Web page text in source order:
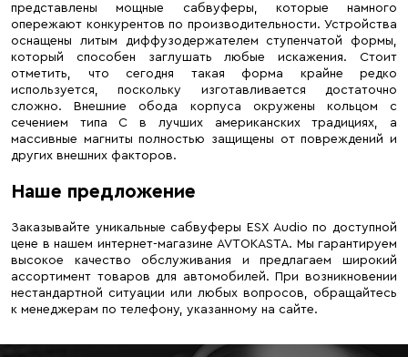
представлены мощные сабвуферы, которые намного
опережают конкурентов по производительности. Устройства
оснащены литым диффузодержателем ступенчатой формы,
который способен заглушать любые искажения. Стоит
отметить, что сегодня такая форма крайне редко
используется, поскольку изготавливается достаточно
сложно. Внешние обода корпуса окружены кольцом с
сечением типа С в лучших американских традициях, а
массивные магниты полностью защищены от повреждений и
других внешних факторов.
Наше предложение
Заказывайте уникальные сабвуферы ESX Audio по доступной
цене в нашем интернет-магазине AVTOKASTA. Мы гарантируем
высокое качество обслуживания и предлагаем широкий
ассортимент товаров для автомобилей. При возникновении
нестандартной ситуации или любых вопросов, обращайтесь
к менеджерам по телефону, указанному на сайте.